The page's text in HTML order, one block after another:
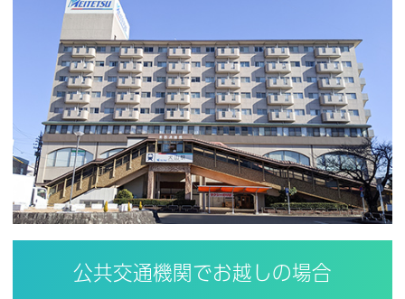
公共交通機関でお越しの場合